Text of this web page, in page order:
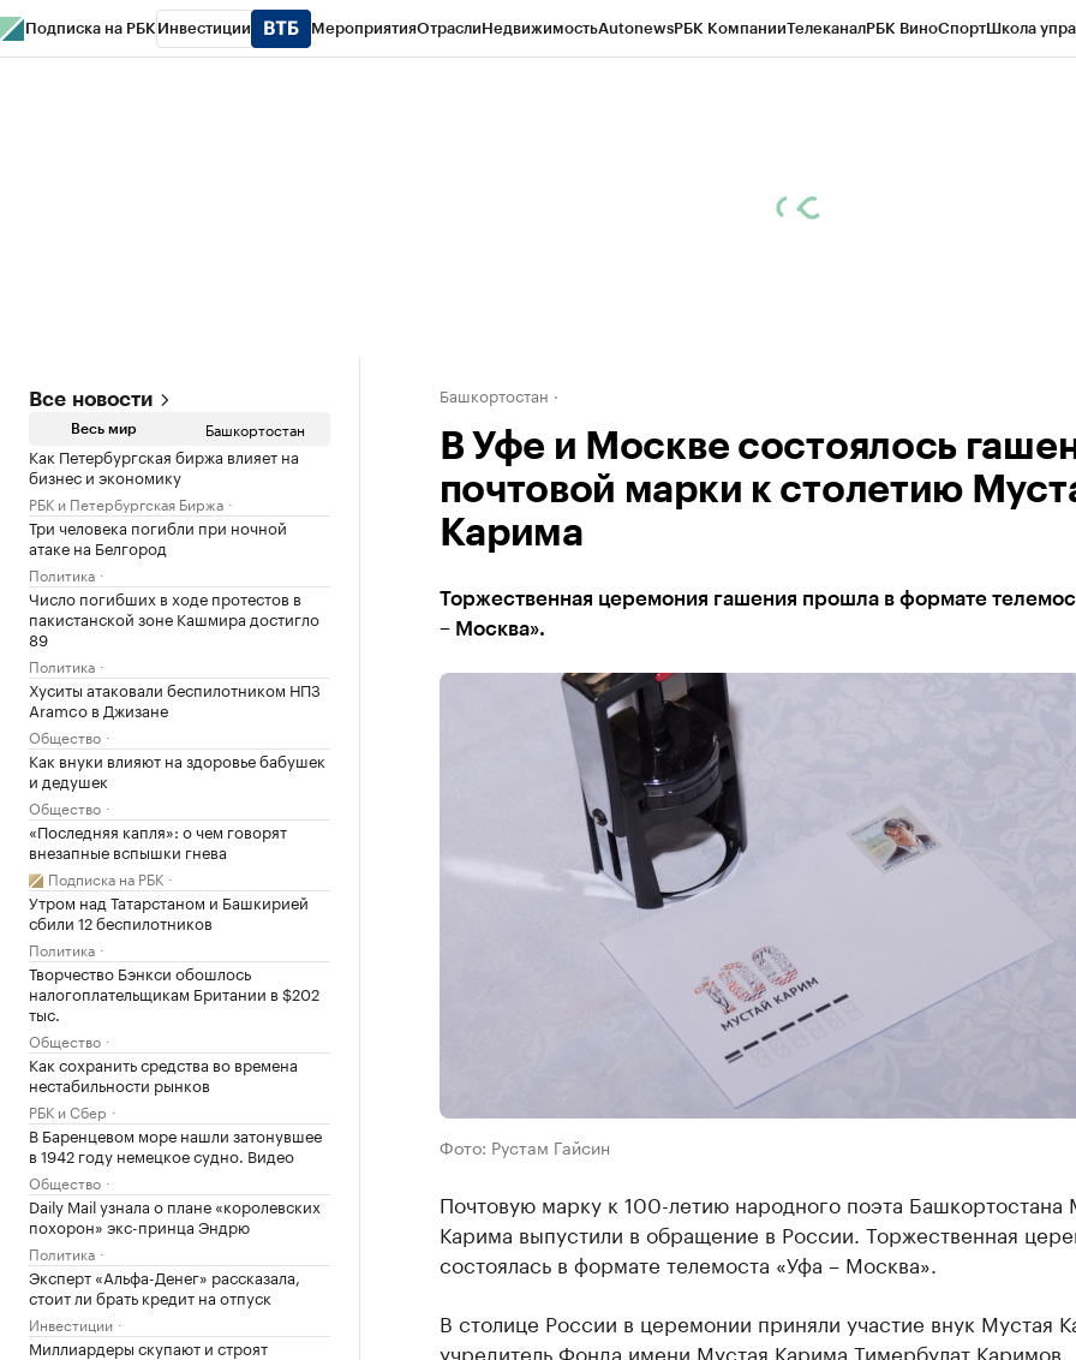
Подписка на РБК Инвестиции МероприятияОтраслиНедвижимостьAutonewsРБК КомпанииТелеканалРБК ВиноСпортШкола
Все новости
Весь мир Башкортостан
Как Петербургская биржа влияет на
бизнес и экономику
РБК и Петербургская Биржа
Три человека погибли при ночной
атаке на Белгород
Политика
Число погибших в ходе протестов в
пакистанской зоне Кашмира достигло
89
Политика
Хуситы атаковали беспилотником НПЗ
Aramco в Джизане
Общество
Как внуки влияют на здоровье бабушек
и дедушек
Общество
«Последняя капля»: о чем говорят
внезапные вспышки гнева
Подписка на РБК
Утром над Татарстаном и Башкирией
сбили 12 беспилотников
Политика
Творчество Бэнкси обошлось
налогоплательщикам Британии в $202
тыс.
Общество
Как сохранить средства во времена
нестабильности рынков
РБК и Сбер
В Баренцевом море нашли затонувшее
в 1942 году немецкое судно. Видео
Общество
Daily Mail узнала о плане «королевских
похорон» экс-принца Эндрю
Политика
Эксперт «Альфа-Денег» рассказала,
стоит ли брать кредит на отпуск
Инвестиции
Миллиардеры скупают и строят
Башкортостан
В Уфе и Москве состоялось
почтовой марки к столетию
Карима
Торжественная церемония гашения прошла в формате
– Москва».
Фото: Рустам Гайсин
Почтовую марку к 100-летию народного поэта Башкортостана
Карима выпустили в обращение в России. Торжественная
состоялась в формате телемоста «Уфа – Москва».
В столице России в церемонии приняли участие внук Мустая
учредитель Фонда имени Мустая Карима Тимербулат Каримов,